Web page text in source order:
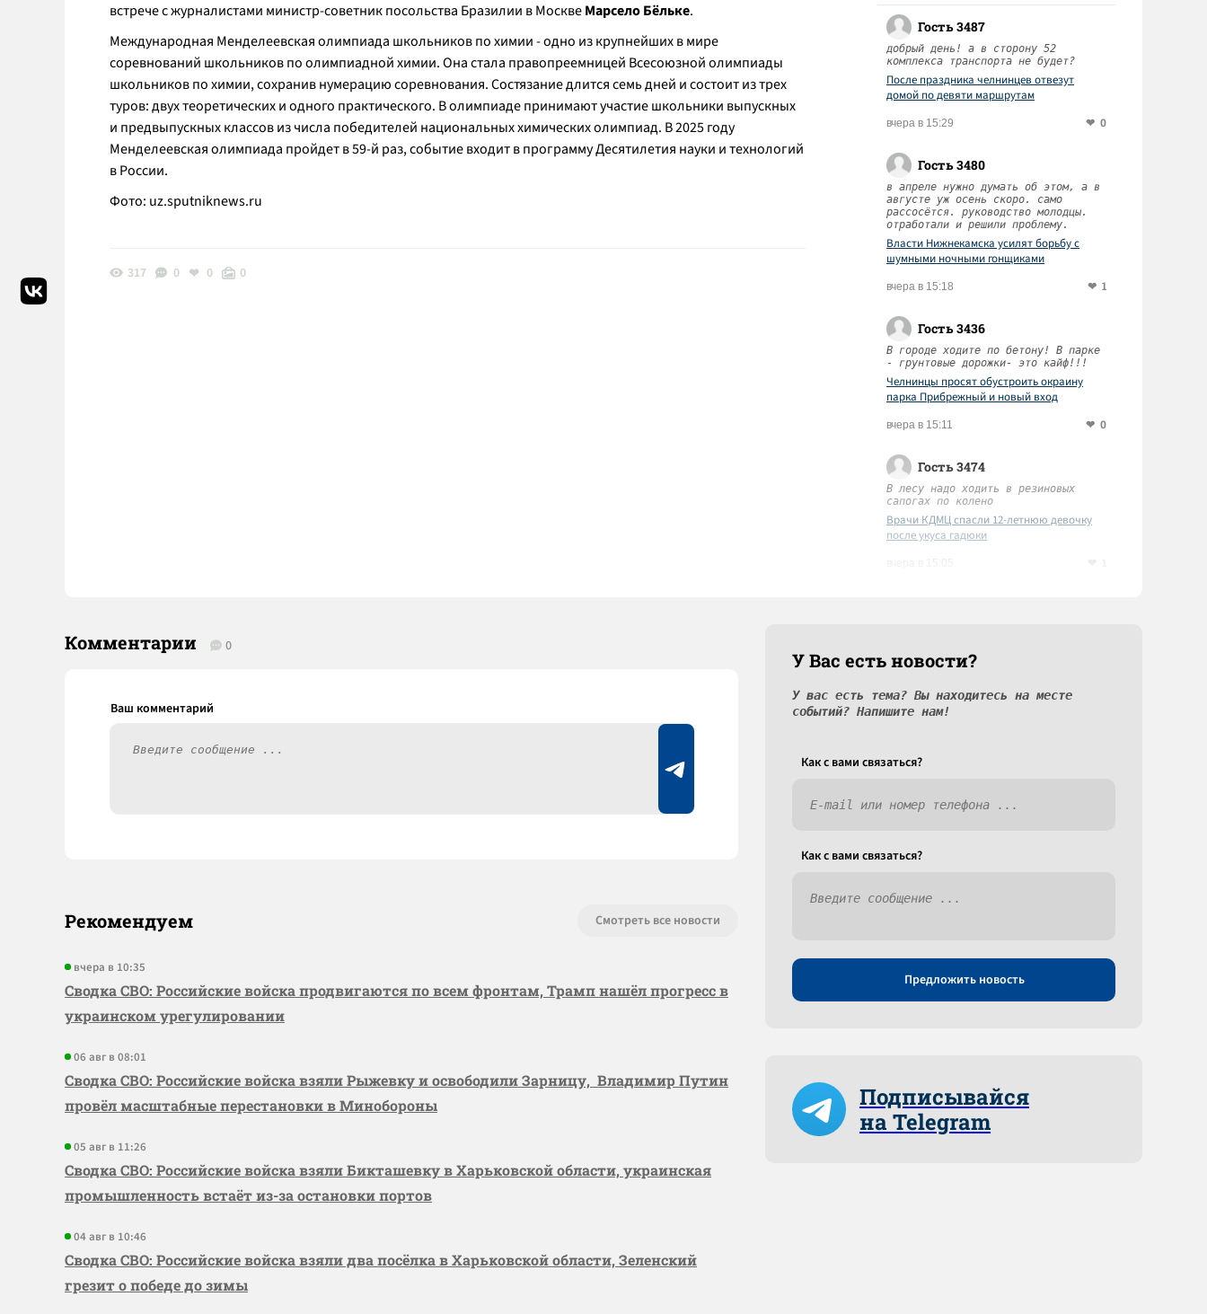
встрече с журналистами министр-советник посольства Бразилии в МосквеМарсело Бёльке.
Международная Менделеевская олимпиада школьников по химии - одно из крупнейших в мире
соревнований школьников по олимпиадной химии. Она стала правопреемницей Всесоюзной олимпиады
школьников по химии, сохранив нумерацию соревнования. Состязание длится семь дней и состоит из трех
туров: двух теоретических и одного практического. В олимпиаде принимают участие школьники выпускных
и предвыпускных классов из числа победителей национальных химических олимпиад. В 2025 году
Менделеевская олимпиада пройдет в 59-й раз, событие входит в программу Десятилетия науки и технологий
в России.
Фото: uz.sputniknews.ru
317 0 0 0
Гость 3487
добрый день! а в сторону 52
комплекса транспорта не будет?
После праздника челнинцев отвезут
домой по девяти маршрутам
вчера в 15:29 0
Гость 3480
в апреле нужно думать об этом, а в
августе уж осень скоро. само
рассосётся. руководство молодцы.
отработали и решили проблему.
Власти Нижнекамска усилят борьбу с
шумными ночными гонщиками
вчера в 15:18 1
Гость 3436
В городе ходите по бетону! В парке
- грунтовые дорожки- это кайф!!!
Челнинцы просят обустроить окраину
парка Прибрежный и новый вход
вчера в 15:11 0
Гость 3474
В лесу надо ходить в резиновых
сапогах по колено
Врачи КДМЦ спасли 12-летнюю девочку
после укуса гадюки
Комментарии 0
Рекомендуем Смотреть все новости
вчера в 10:35
Сводка СВО: Российские войска продвигаются по всем фронтам, Трамп нашёл прогресс в
украинском урегулировании
06 авг в 08:01
Сводка СВО: Российские войска взяли Рыжевку и освободили Зарницу, Владимир Путин
провёл масштабные перестановки в Минобороны
05 авг в 11:26
Сводка СВО: Российские войска взяли Бикташевку в Харьковской области, украинская
промышленность встаёт из-за остановки портов
04 авг в 10:46
Сводка СВО: Российские войска взяли два посёлка в Харьковской области, Зеленский
грезит о победе до зимы
У Вас есть новости?
У вас есть тема? Вы находитесь на месте
событий? Напишите нам!
Как c вами связаться?
Как c вами связаться?
Предложить новость
Подписывайся
на Telegram